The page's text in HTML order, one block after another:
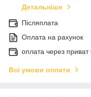
Детальніше
Післяплата
Оплата на рахунок
оплата через приват
Всі умови оплати